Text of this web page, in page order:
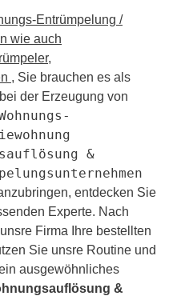
Entrümpelung /
wie auch
, Sie brauchen es als
der Erzeugung von
&
entdecken Sie
Experte. Nach
Firma Ihre bestellten
Sie unsre Routine und
ausgewöhnliches
&